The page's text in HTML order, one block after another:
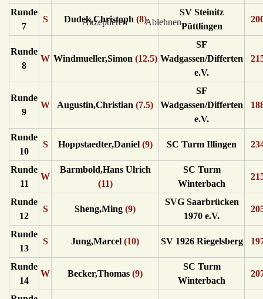
Runde
7
S Dudek,Christoph (8)
SV Steinitz
Püttlingen
Runde
8
W Windmueller,Simon (12.5)
SF
Wadgassen/Differten
e.V.
Runde
9
W Augustin,Christian (7.5)
SF
Wadgassen/Differten
e.V.
Runde
10
S Hoppstaedter,Daniel(9) SC Turm Illingen
Runde
11
W
Barmbold,Hans Ulrich
(11)
SC Turm
Winterbach
Runde
12
S Sheng,Ming (9)
SVG Saarbrücken
1970 e.V.
Runde
13
S Jung,Marcel (10) SV 1926 Riegelsberg
Runde
14
W Becker,Thomas (9)
SC Turm
Winterbach
Akzeptieren Ablehnen